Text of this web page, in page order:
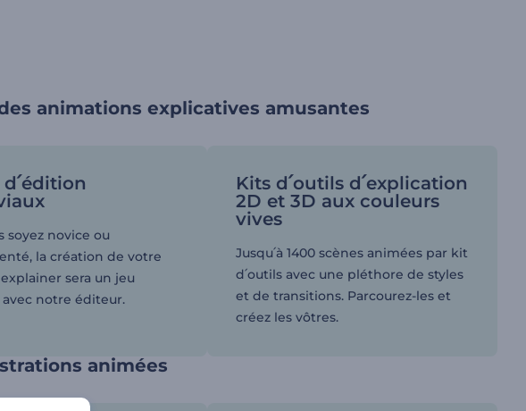
animations explicatives amusantes
soyez novice ou
la création de votre
sera un jeu
avec notre éditeur.
Kits d՛outils d՛explication
2D et 3D aux couleurs
vives
Jusqu՛à 1400 scènes animées par kit
d՛outils avec une pléthore de styles
et de transitions. Parcourez-les et
créez les vôtres.
animées